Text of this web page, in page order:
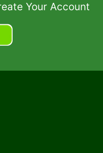
Your Account